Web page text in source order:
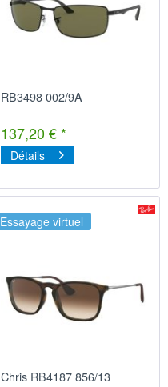
RB3498 002/9A
137,20 € *
Détails
Essayage virtuel
Chris RB4187 856/13